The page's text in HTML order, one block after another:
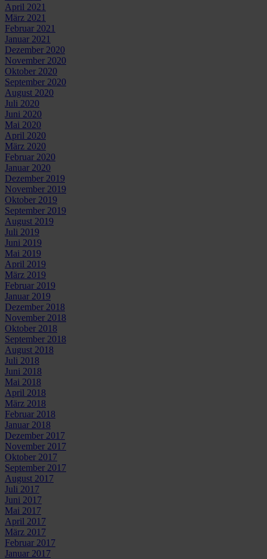
April 2021
März 2021
Februar 2021
Januar 2021
Dezember 2020
November 2020
Oktober 2020
September 2020
August 2020
Juli 2020
Juni 2020
Mai 2020
April 2020
März 2020
Februar 2020
Januar 2020
Dezember 2019
November 2019
Oktober 2019
September 2019
August 2019
Juli 2019
Juni 2019
Mai 2019
April 2019
März 2019
Februar 2019
Januar 2019
Dezember 2018
November 2018
Oktober 2018
September 2018
August 2018
Juli 2018
Juni 2018
Mai 2018
April 2018
März 2018
Februar 2018
Januar 2018
Dezember 2017
November 2017
Oktober 2017
September 2017
August 2017
Juli 2017
Juni 2017
Mai 2017
April 2017
März 2017
Februar 2017
Januar 2017